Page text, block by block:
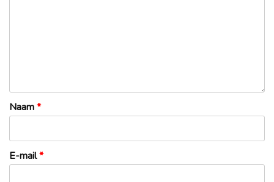
Naam*
E-mail*